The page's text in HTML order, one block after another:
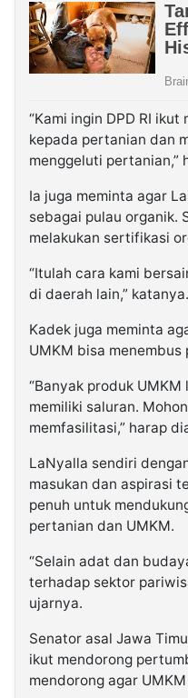
“Kami ingin DPD RI
kepada pertanian dan
menggeluti pertanian,”
Ia juga meminta agar
sebagai pulau organik.
melakukan sertifikasi
“Itulah cara kami
di daerah lain,” katanya.
Kadek juga meminta
UMKM bisa menembus
“Banyak produk
memiliki saluran.
memfasilitasi,” harap
LaNyalla sendiri
masukan dan aspirasi
penuh untuk
pertanian dan UMKM.
“Selain adat dan
terhadap sektor
ujarnya.
Senator asal Jawa
ikut mendorong
mendorong agar